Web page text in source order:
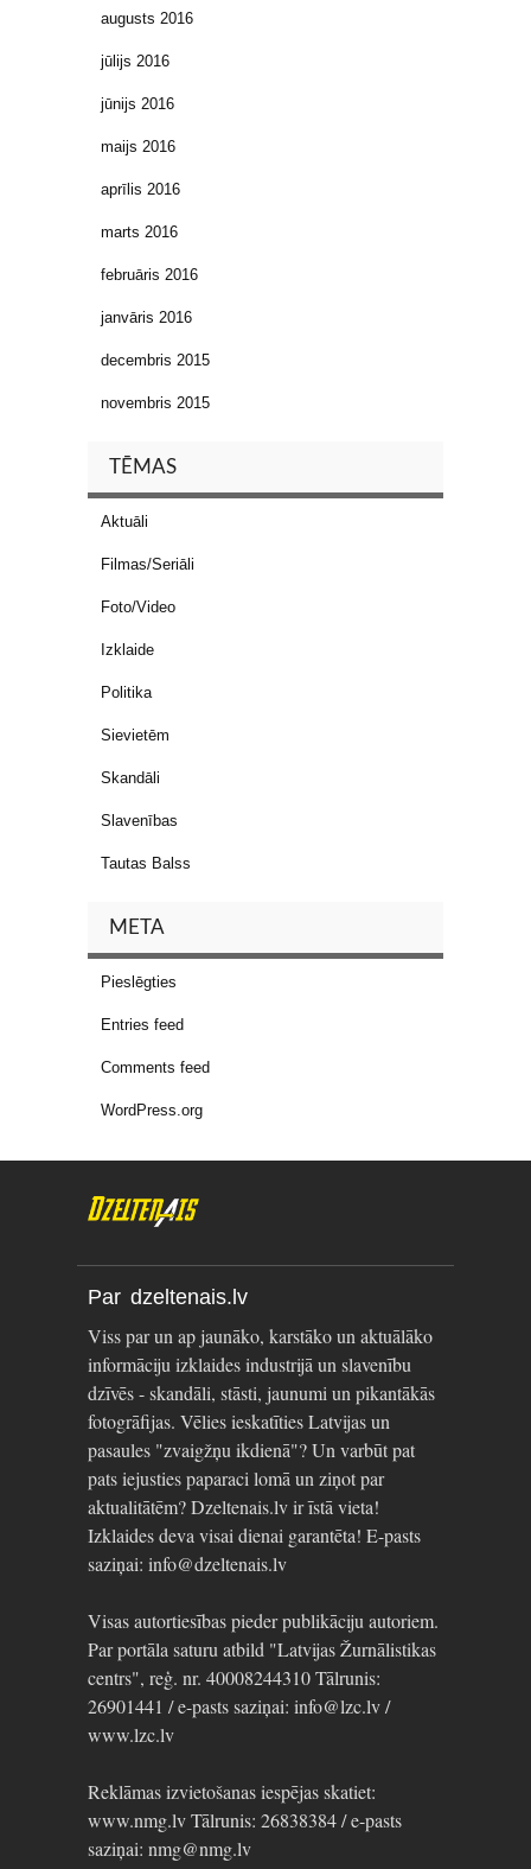
augusts 2016
jūlijs 2016
jūnijs 2016
maijs 2016
aprīlis 2016
marts 2016
februāris 2016
janvāris 2016
decembris 2015
novembris 2015
TĒMAS
Aktuāli
Filmas/Seriāli
Foto/Video
Izklaide
Politika
Sievietēm
Skandāli
Slavenības
Tautas Balss
META
Pieslēgties
Entries feed
Comments feed
WordPress.org
Par dzeltenais.lv
Viss par un ap jaunāko, karstāko un aktuālāko
informāciju izklaides industrijā un slavenību
dzīvēs - skandāli, stāsti, jaunumi un pikantākās
fotogrāfijas. Vēlies ieskatīties Latvijas un
pasaules "zvaigžņu ikdienā"? Un varbūt pat
pats iejusties paparaci lomā un ziņot par
aktualitātēm? Dzeltenais.lv ir īstā vieta!
Izklaides deva visai dienai garantēta! E-pasts
saziņai: info@dzeltenais.lv
Visas autortiesības pieder publikāciju autoriem.
Par portāla saturu atbild "Latvijas Žurnālistikas
centrs", reģ. nr. 40008244310 Tālrunis:
26901441 / e-pasts saziņai: info@lzc.lv /
www.lzc.lv
Reklāmas izvietošanas iespējas skatiet:
www.nmg.lv Tālrunis: 26838384 / e-pasts
saziņai: nmg@nmg.lv